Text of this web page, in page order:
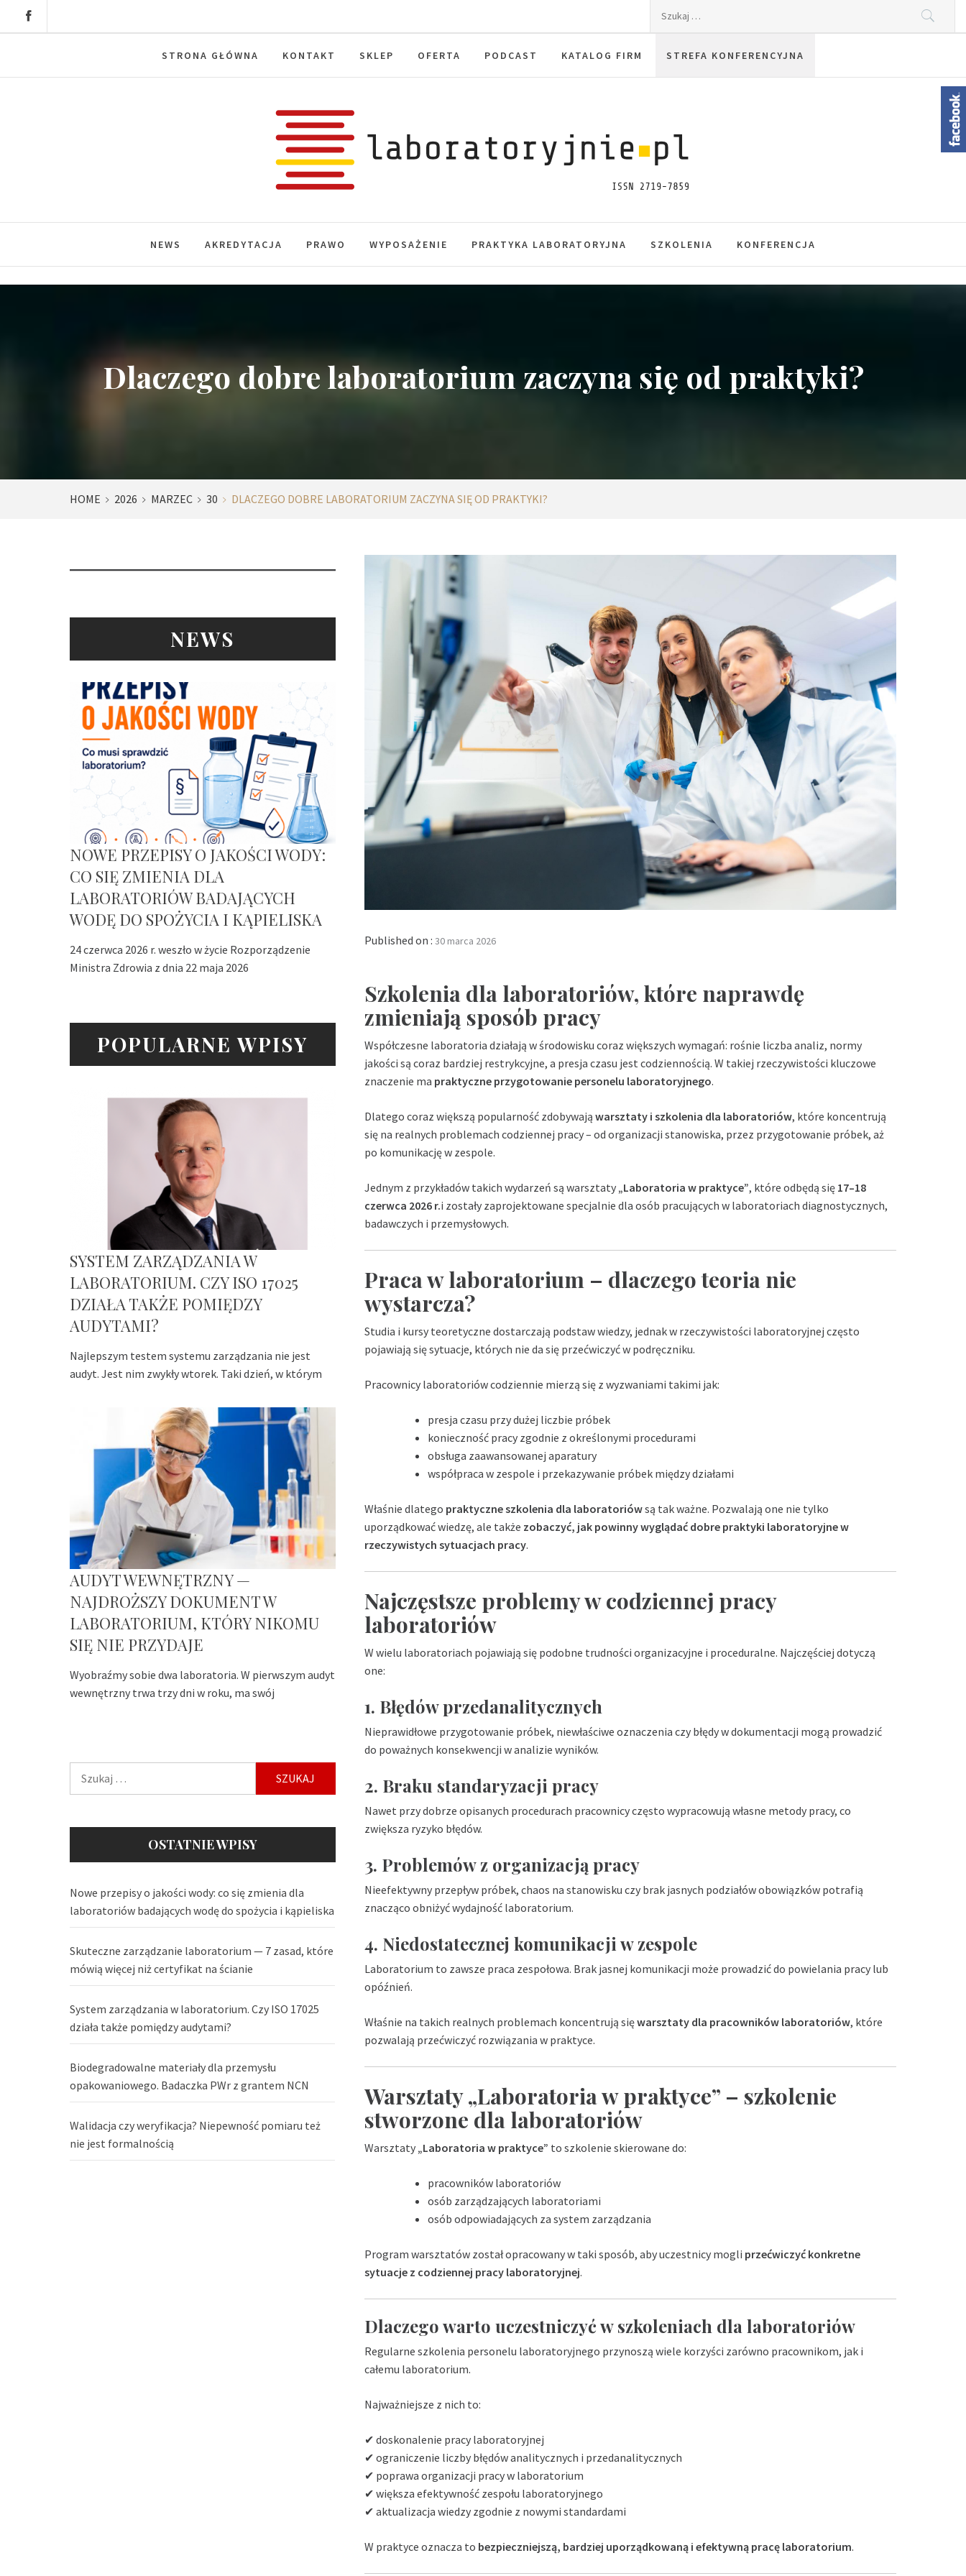
STRONA GŁÓWNA KONTAKT SKLEP OFERTA PODCAST KATALOG FIRM STREFA KONFERENCYJNA
Laboratoryjnie.pl
NEWS AKREDYTACJA PRAWO WYPOSAŻENIE PRAKTYKA LABORATORYJNA SZKOLENIA KONFERENCJA
Dlaczego dobre laboratorium zaczyna się od praktyki?
HOME 2026 MARZEC 30 DLACZEGO DOBRE LABORATORIUM ZACZYNA SIĘ OD PRAKTYKI?
Published on :30 marca 2026
Szkolenia dla laboratoriów, które naprawdę
zmieniają sposób pracy
Współczesne laboratoria działają w środowisku coraz większych wymagań: rośnie liczba analiz, normy
jakości są coraz bardziej restrykcyjne, a presja czasu jest codziennością. W takiej rzeczywistości kluczowe
znaczenie ma praktyczne przygotowanie personelu laboratoryjnego.
Dlatego coraz większą popularność zdobywająwarsztaty i szkolenia dla laboratoriów, które koncentrują
się na realnych problemach codziennej pracy – od organizacji stanowiska, przez przygotowanie próbek, aż
po komunikację w zespole.
Jednym z przykładów takich wydarzeń są warsztaty „Laboratoria w praktyce”, które odbędą się 17–18
czerwca 2026 r.i zostały zaprojektowane specjalnie dla osób pracujących w laboratoriach diagnostycznych,
badawczych i przemysłowych.
Praca w laboratorium – dlaczego teoria nie
wystarcza?
Studia i kursy teoretyczne dostarczają podstaw wiedzy, jednak w rzeczywistości laboratoryjnej często
pojawiają się sytuacje, których nie da się przećwiczyć w podręczniku.
Pracownicy laboratoriów codziennie mierzą się z wyzwaniami takimi jak:
presja czasu przy dużej liczbie próbek
konieczność pracy zgodnie z określonymi procedurami
obsługa zaawansowanej aparatury
współpraca w zespole i przekazywanie próbek między działami
Właśnie dlatego praktyczne szkolenia dla laboratoriówsą tak ważne. Pozwalają one nie tylko
uporządkować wiedzę, ale także zobaczyć, jak powinny wyglądać dobre praktyki laboratoryjne w
rzeczywistych sytuacjach pracy.
Najczęstsze problemy w codziennej pracy
laboratoriów
W wielu laboratoriach pojawiają się podobne trudności organizacyjne i proceduralne. Najczęściej dotyczą
one:
1. Błędów przedanalitycznych
Nieprawidłowe przygotowanie próbek, niewłaściwe oznaczenia czy błędy w dokumentacji mogą prowadzić
do poważnych konsekwencji w analizie wyników.
2. Braku standaryzacji pracy
Nawet przy dobrze opisanych procedurach pracownicy często wypracowują własne metody pracy, co
zwiększa ryzyko błędów.
3. Problemów z organizacją pracy
Nieefektywny przepływ próbek, chaos na stanowisku czy brak jasnych podziałów obowiązków potrafią
znacząco obniżyć wydajność laboratorium.
4. Niedostatecznej komunikacji w zespole
Laboratorium to zawsze praca zespołowa. Brak jasnej komunikacji może prowadzić do powielania pracy lub
opóźnień.
Właśnie na takich realnych problemach koncentrują sięwarsztaty dla pracowników laboratoriów, które
pozwalają przećwiczyć rozwiązania w praktyce.
Warsztaty „Laboratoria w praktyce” – szkolenie
stworzone dla laboratoriów
Warsztaty „Laboratoria w praktyce” to szkolenie skierowane do:
pracowników laboratoriów
osób zarządzających laboratoriami
osób odpowiadających za system zarządzania
Program warsztatów został opracowany w taki sposób, aby uczestnicy mogli przećwiczyć konkretne
sytuacje z codziennej pracy laboratoryjnej.
Dlaczego warto uczestniczyć w szkoleniach dla laboratoriów
Regularne szkolenia personelu laboratoryjnego przynoszą wiele korzyści zarówno pracownikom, jak i
całemu laboratorium.
Najważniejsze z nich to:
✔ doskonalenie pracy laboratoryjnej
✔ ograniczenie liczby błędów analitycznych i przedanalitycznych
✔ poprawa organizacji pracy w laboratorium
✔ większa efektywność zespołu laboratoryjnego
✔ aktualizacja wiedzy zgodnie z nowymi standardami
W praktyce oznacza to bezpieczniejszą, bardziej uporządkowaną i efektywną pracę laboratorium.
NEWS
NOWE PRZEPISY O JAKOŚCI WODY:
CO SIĘ ZMIENIA DLA
LABORATORIÓW BADAJĄCYCH
WODĘ DO SPOŻYCIA I KĄPIELISKA
24 czerwca 2026 r. weszło w życie Rozporządzenie
Ministra Zdrowia z dnia 22 maja 2026
POPULARNE WPISY
SYSTEM ZARZĄDZANIA W
LABORATORIUM. CZY ISO 17025
DZIAŁA TAKŻE POMIĘDZY
AUDYTAMI?
Najlepszym testem systemu zarządzania nie jest
audyt. Jest nim zwykły wtorek. Taki dzień, w którym
AUDYT WEWNĘTRZNY —
NAJDROŻSZY DOKUMENT W
LABORATORIUM, KTÓRY NIKOMU
SIĘ NIE PRZYDAJE
Wyobraźmy sobie dwa laboratoria. W pierwszym audyt
wewnętrzny trwa trzy dni w roku, ma swój
OSTATNIE WPISY
Nowe przepisy o jakości wody: co się zmienia dla
laboratoriów badających wodę do spożycia i kąpieliska
Skuteczne zarządzanie laboratorium — 7 zasad, które
mówią więcej niż certyfikat na ścianie
System zarządzania w laboratorium. Czy ISO 17025
działa także pomiędzy audytami?
Biodegradowalne materiały dla przemysłu
opakowaniowego. Badaczka PWr z grantem NCN
Walidacja czy weryfikacja? Niepewność pomiaru też
nie jest formalnością